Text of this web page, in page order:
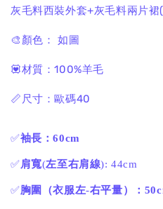
灰毛料西裝外套+灰毛料兩片裙
🎨顏色： 如圖
💟材質：100%羊毛
📏尺寸：歐碼40
✅袖長：60cm
✅肩寬(左至右肩線): 44cm
✅胸圍（衣服左-右平量）：